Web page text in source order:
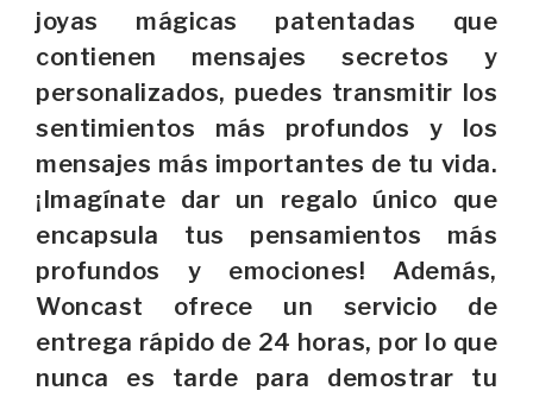
joyas mágicas patentadas que
contienen mensajes secretos y
personalizados, puedes transmitir los
sentimientos más profundos y los
mensajes más importantes de tu vida.
¡Imagínate dar un regalo único que
encapsula tus pensamientos más
profundos y emociones! Además,
Woncast ofrece un servicio de
entrega rápido de 24 horas, por lo que
nunca es tarde para demostrar tu